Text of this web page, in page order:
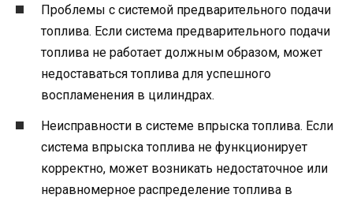
Проблемы с системой предварительного подачи
топлива. Если система предварительного подачи
топлива не работает должным образом, может
недоставаться топлива для успешного
воспламенения в цилиндрах.
Неисправности в системе впрыска топлива. Если
система впрыска топлива не функционирует
корректно, может возникать недостаточное или
неравномерное распределение топлива в